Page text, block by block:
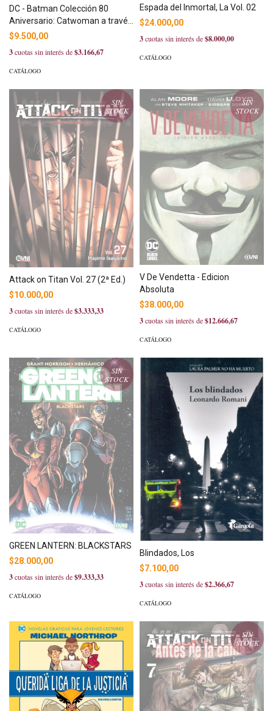
DC - Batman Colección 80
Aniversario: Catwoman a través
de las décadas
$9.500,00
3cuotas sin interés de$3.166,67
CATÁLOGO
Espada del Inmortal, La Vol. 02
$24.000,00
3cuotas sin interés de$8.000,00
CATÁLOGO
SIN
STOCK
Attack on Titan Vol. 27 (2ª Ed.)
$10.000,00
3cuotas sin interés de$3.333,33
CATÁLOGO
SIN
STOCK
V De Vendetta - Edicion
Absoluta
$38.000,00
3cuotas sin interés de$12.666,67
CATÁLOGO
SIN
STOCK
GREEN LANTERN: BLACKSTARS
$28.000,00
3cuotas sin interés de$9.333,33
CATÁLOGO
Blindados, Los
$7.100,00
3cuotas sin interés de$2.366,67
CATÁLOGO
SIN
STOCK